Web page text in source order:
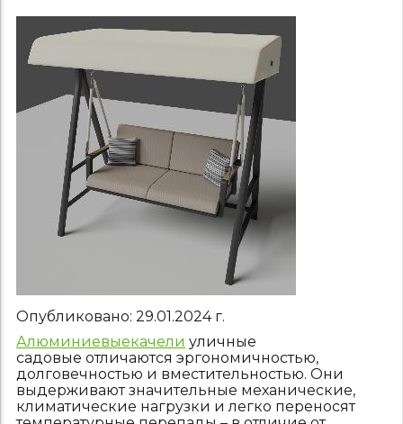
Опубликовано:29.01.2024г.
Алюминиевыекачели уличные
садовые отличаются эргономичностью,
долговечностью и вместительностью. Они
выдерживают значительные механические,
климатические нагрузки и легко переносят